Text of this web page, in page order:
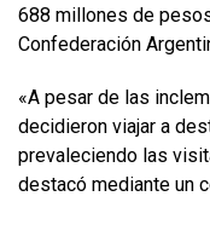
688 millones de
Confederación
«A pesar de las
decidieron viajar a
prevaleciendo las
destacó mediante un